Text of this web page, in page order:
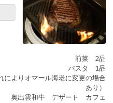
前菜 2品
パスタ 1品
によりオマール海老に変更の場合
あり）
奥出雲和牛 デザート カフェ